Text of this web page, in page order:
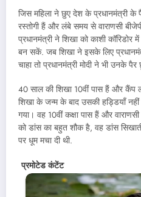
जिस महिला ने छुए देश के प्रधानमंत्री के
रस्तोगी हैं और लंबे समय से वाराणसी
प्रधानमंत्री ने शिखा को काशी कॉरिडोर
बन सकें. जब शिखा ने इसके लिए
चाहा तो प्रधानमंत्री मोदी ने भी उनके पैर
40 साल की शिखा 10वीं पास हैं और कैंप
शिखा के जन्म के बाद उसकी हड्डियाँ
गया। वह 10वीं कक्षा पास हैं और
को डांस का बहुत शौक है, वह डांस
पर धूम मचा दी थी.